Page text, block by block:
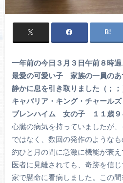
一年前の今日３月３日午前８時過
最愛の可愛い子 家族の一員のあ
静かに息を引き取りました（；；
キャバリア・キング・チャール
ブレンハイム 女の子 １１歳９
心臓の病気を持っていましたが
ではなく、数回の発作のような
約ひと月の間に急激に機能が衰
医者に見離されても、奇跡を信じ
家で懸命に看病しました。この